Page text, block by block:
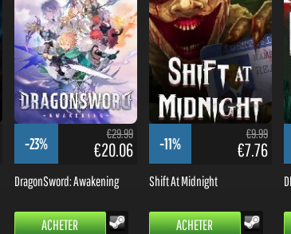
-23%
€29.99
€20.06
DragonSword: Awakening
ACHETER
-11%
€9.99
€7.76
Shift At Midnight
ACHETER